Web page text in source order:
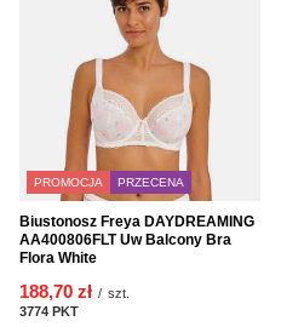
PROMOCJA PRZECENA
Biustonosz Freya DAYDREAMING
AA400806FLT Uw Balcony Bra
Flora White
188,70 zł / szt.
3774 PKT